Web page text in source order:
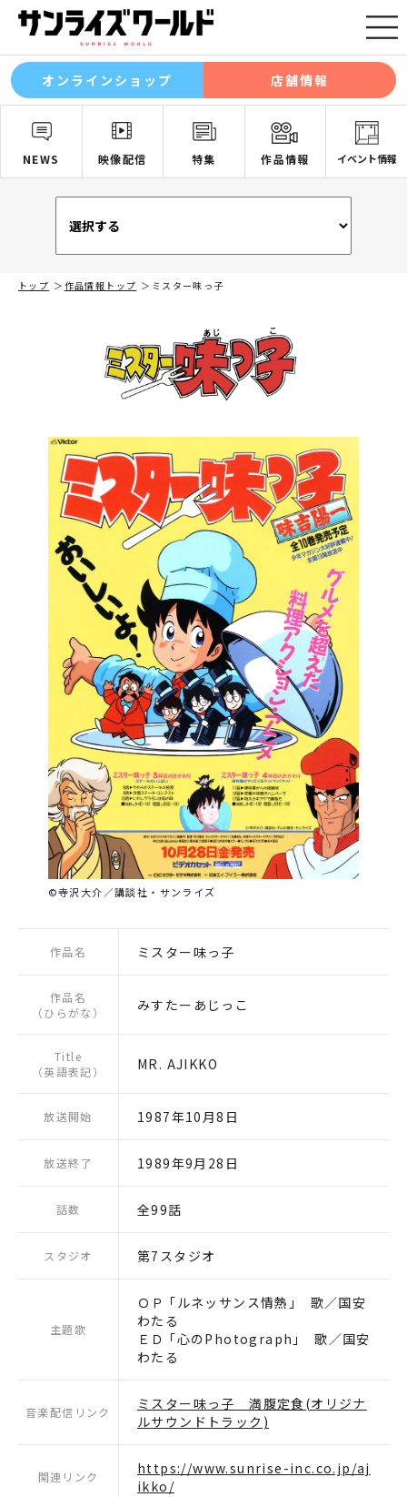
オンラインショップ 店舗情報
NEWS 映像配信 特集 作品情報 イベント情報
トップ 作品情報トップ ミスター味っ子
©寺沢大介／講談社・サンライズ
作品名 ミスター味っ子
作品名
（ひらがな）
みすたーあじっこ
Title
（英語表記）
MR. AJIKKO
放送開始 1987年10月8日
放送終了 1989年9月28日
話数 全99話
スタジオ 第7スタジオ
主題歌
ＯＰ ｢ルネッサンス情熱｣ 歌／国安
わたる
ＥＤ ｢心のPhotograph｣ 歌／国安
わたる
音楽配信リンク
ミスター味っ子 満腹定食(オリジナ
ルサウンドトラック)
関連リンク
https://www.sunrise-inc.co.jp/aj
ikko/